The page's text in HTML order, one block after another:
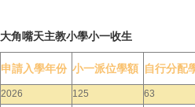
大角嘴天主教小學小一收生
申請入學年份 小一派位學額 自行分配
2026 125
63